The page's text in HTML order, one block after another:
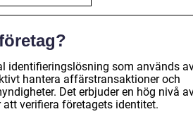
identifieringslösning som används
hantera affärstransaktioner och
Det erbjuder en hög nivå
verifiera företagets identitet.